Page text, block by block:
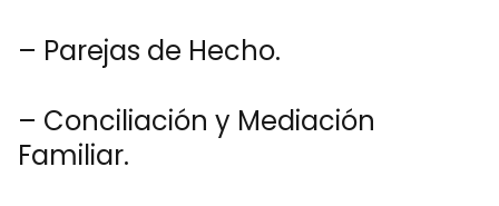
– Parejas de Hecho.
– Conciliación y Mediación
Familiar.